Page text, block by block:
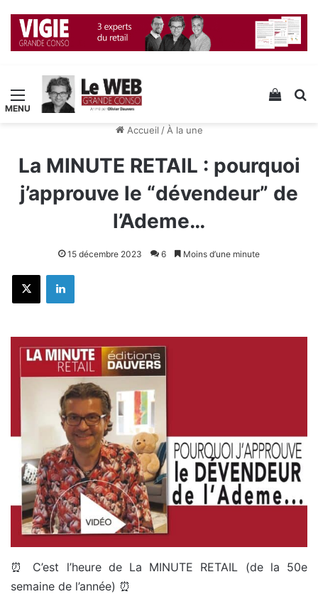
Menu Voir
Accueil / À la une
La MINUTE RETAIL : pourquoi
j’approuve le “dévendeur” de
l’Ademe…
15 décembre 2023 6 Moins d’une minute
X Linkedin
⏰ C’est l’heure de La MINUTE RETAIL (de la 50e
semaine de l’année) ⏰